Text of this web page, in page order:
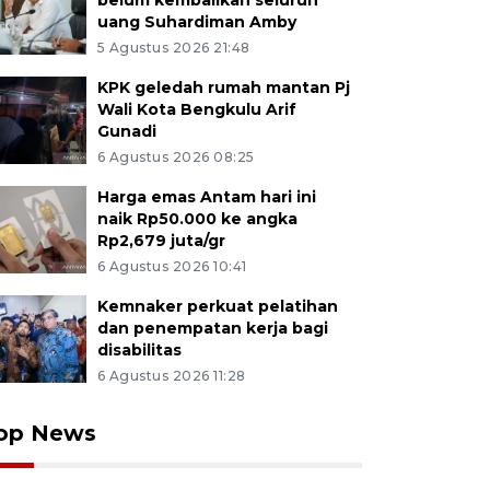
uang Suhardiman Amby
5 Agustus 2026 21:48
KPK geledah rumah mantan Pj
Wali Kota Bengkulu Arif
Gunadi
6 Agustus 2026 08:25
Harga emas Antam hari ini
naik Rp50.000 ke angka
Rp2,679 juta/gr
6 Agustus 2026 10:41
Kemnaker perkuat pelatihan
dan penempatan kerja bagi
disabilitas
6 Agustus 2026 11:28
News